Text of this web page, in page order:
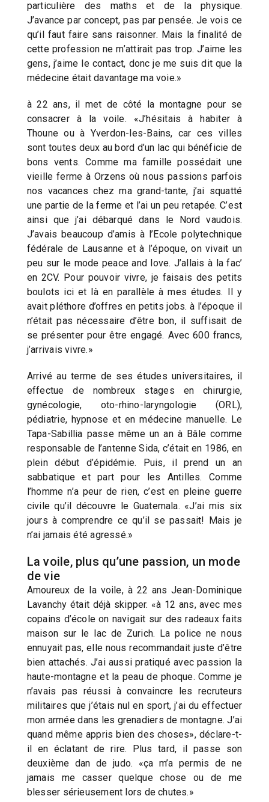
particulière des maths et de la physique.
J’avance par concept, pas par pensée. Je vois ce
qu’il faut faire sans raisonner. Mais la finalité de
cette profession ne m’attirait pas trop. J’aime les
gens, j’aime le contact, donc je me suis dit que la
médecine était davantage ma voie.»
à 22 ans, il met de côté la montagne pour se
consacrer à la voile. «J’hésitais à habiter à
Thoune ou à Yverdon-les-Bains, car ces villes
sont toutes deux au bord d’un lac qui bénéficie de
bons vents. Comme ma famille possédait une
vieille ferme à Orzens où nous passions parfois
nos vacances chez ma grand-tante, j’ai squatté
une partie de la ferme et l’ai un peu retapée. C’est
ainsi que j’ai débarqué dans le Nord vaudois.
J’avais beaucoup d’amis à l’Ecole polytechnique
fédérale de Lausanne et à l’époque, on vivait un
peu sur le mode peace and love. J’allais à la fac’
en 2CV. Pour pouvoir vivre, je faisais des petits
boulots ici et là en parallèle à mes études. Il y
avait pléthore d’offres en petits jobs. à l’époque il
n’était pas nécessaire d’être bon, il suffisait de
se présenter pour être engagé. Avec 600 francs,
j’arrivais vivre.»
Arrivé au terme de ses études universitaires, il
effectue de nombreux stages en chirurgie,
gynécologie, oto-rhino-laryngologie (ORL),
pédiatrie, hypnose et en médecine manuelle. Le
Tapa-Sabillia passe même un an à Bâle comme
responsable de l’antenne Sida, c’était en 1986, en
plein début d’épidémie. Puis, il prend un an
sabbatique et part pour les Antilles. Comme
l’homme n’a peur de rien, c’est en pleine guerre
civile qu’il découvre le Guatemala. «J’ai mis six
jours à comprendre ce qu’il se passait! Mais je
n’ai jamais été agressé.»
La voile, plus qu’une passion, un mode
de vie
Amoureux de la voile, à 22 ans Jean-Dominique
Lavanchy était déjà skipper. «à 12 ans, avec mes
copains d’école on navigait sur des radeaux faits
maison sur le lac de Zurich. La police ne nous
ennuyait pas, elle nous recommandait juste d’être
bien attachés. J’ai aussi pratiqué avec passion la
haute-montagne et la peau de phoque. Comme je
n’avais pas réussi à convaincre les recruteurs
militaires que j’étais nul en sport, j’ai du effectuer
mon armée dans les grenadiers de montagne. J’ai
quand même appris bien des choses», déclare-t-
il en éclatant de rire. Plus tard, il passe son
deuxième dan de judo. «ça m’a permis de ne
jamais me casser quelque chose ou de me
blesser sérieusement lors de chutes.»